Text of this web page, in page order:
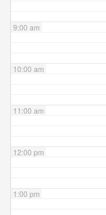
9:00 am
10:00 am
11:00 am
12:00 pm
1:00 pm